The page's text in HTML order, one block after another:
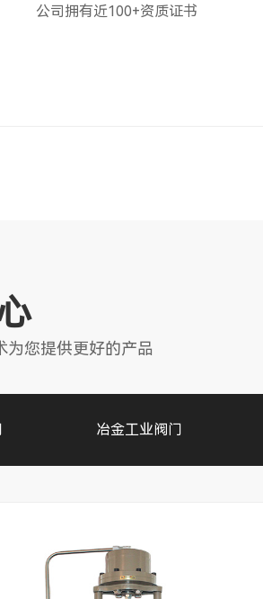
公司拥有近100+资质证书
为您提供更好的产品
冶金工业阀门